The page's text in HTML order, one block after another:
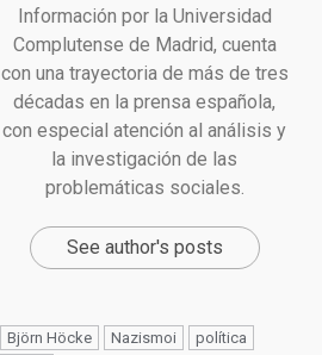
Información por la Universidad
Complutense de Madrid, cuenta
con una trayectoria de más de tres
décadas en la prensa española,
con especial atención al análisis y
la investigación de las
problemáticas sociales.
See author's posts
Björn Höcke Nazismoi
política